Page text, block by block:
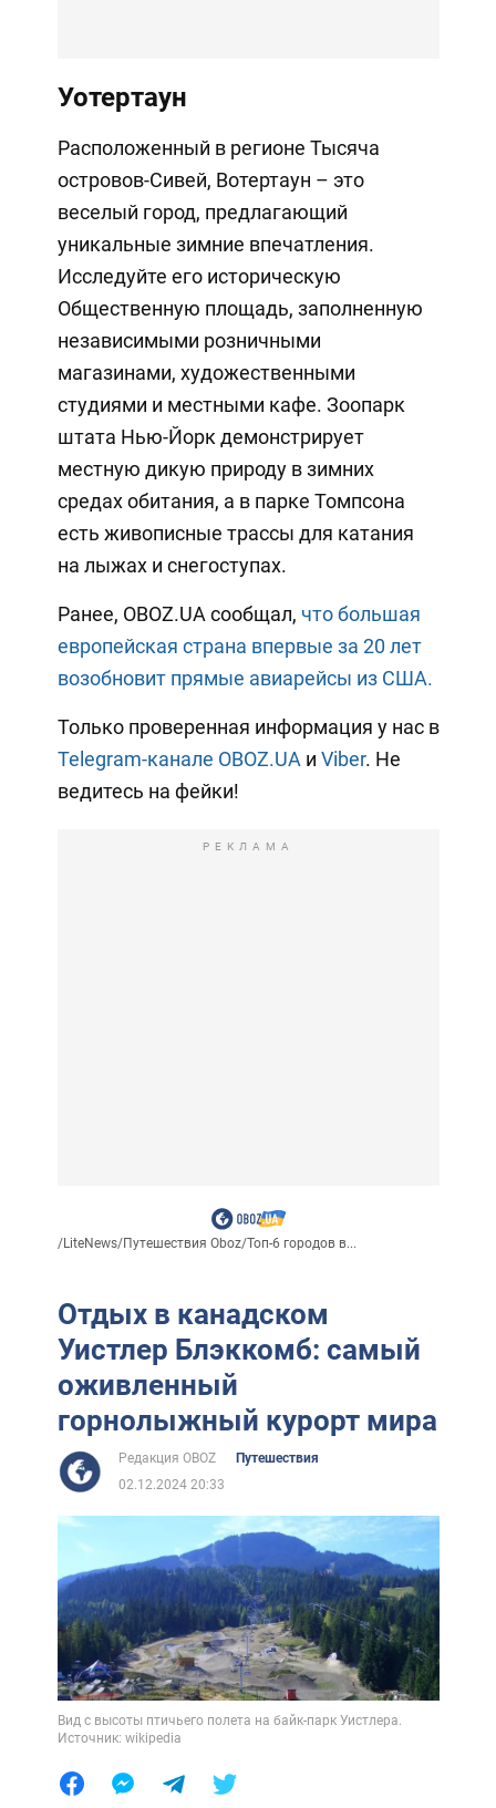
Уотертаун
Расположенный в регионе Тысяча
островов-Сивей, Вотертаун – это
веселый город, предлагающий
уникальные зимние впечатления.
Исследуйте его историческую
Общественную площадь, заполненную
независимыми розничными
магазинами, художественными
студиями и местными кафе. Зоопарк
штата Нью-Йорк демонстрирует
местную дикую природу в зимних
средах обитания, а в парке Томпсона
есть живописные трассы для катания
на лыжах и снегоступах.
Ранее, OBOZ.UA сообщал, что большая
европейская страна впервые за 20 лет
возобновит прямые авиарейсы из США.
Только проверенная информация у нас в
Telegram-канале OBOZ.UA и Viber. Не
ведитесь на фейки!
РЕКЛАМА
/LiteNews/Путешествия Oboz/Топ-6 городов в...
Отдых в канадском
Уистлер Блэккомб: самый
оживленный
горнолыжный курорт мира
Редакция OBOZ
Путешествия
02.12.2024 20:33
Вид с высоты птичьего полета на байк-парк Уистлера.
Источник: wikipedia